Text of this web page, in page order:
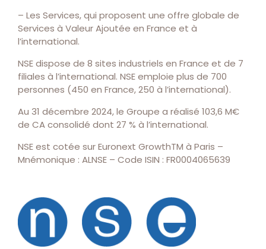
– Les Services, qui proposent une offre globale de
Services à Valeur Ajoutée en France et à
l’international.
NSE dispose de 8 sites industriels en France et de 7
filiales à l’international. NSE emploie plus de 700
personnes (450 en France, 250 à l’international).
Au 31 décembre 2024, le Groupe a réalisé 103,6 M€
de CA consolidé dont 27 % à l’international.
NSE est cotée sur Euronext GrowthTM à Paris –
Mnémonique : ALNSE – Code ISIN : FR0004065639